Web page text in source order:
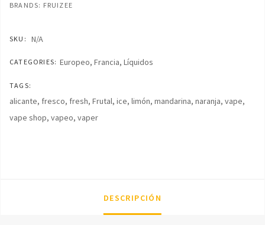
BRANDS: FRUIZEE
SKU: N/A
CATEGORIES: Europeo,Francia,Líquidos
TAGS:
alicante, fresco, fresh, Frutal, ice, limón, mandarina, naranja, vape,
vape shop, vapeo, vaper
DESCRIPCIÓN